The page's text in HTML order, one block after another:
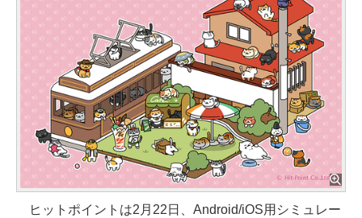
ヒットポイントは2月22日、Android/iOS用シミュレー